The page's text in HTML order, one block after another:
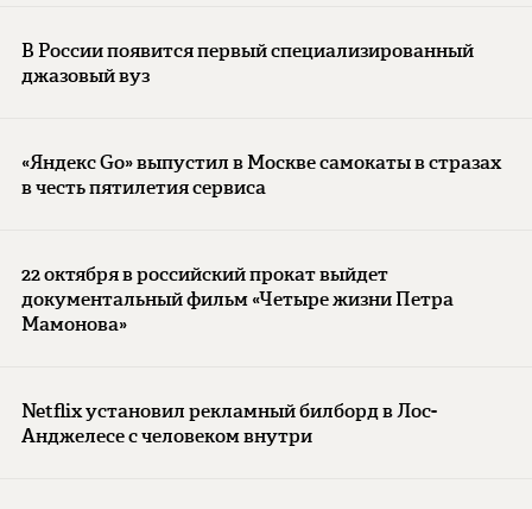
В России появится первый специализированный
джазовый вуз
«Яндекс Go» выпустил в Москве самокаты в стразах
в честь пятилетия сервиса
22 октября в российский прокат выйдет
документальный фильм «Четыре жизни Петра
Мамонова»
Netflix установил рекламный билборд в Лос-
Анджелесе с человеком внутри